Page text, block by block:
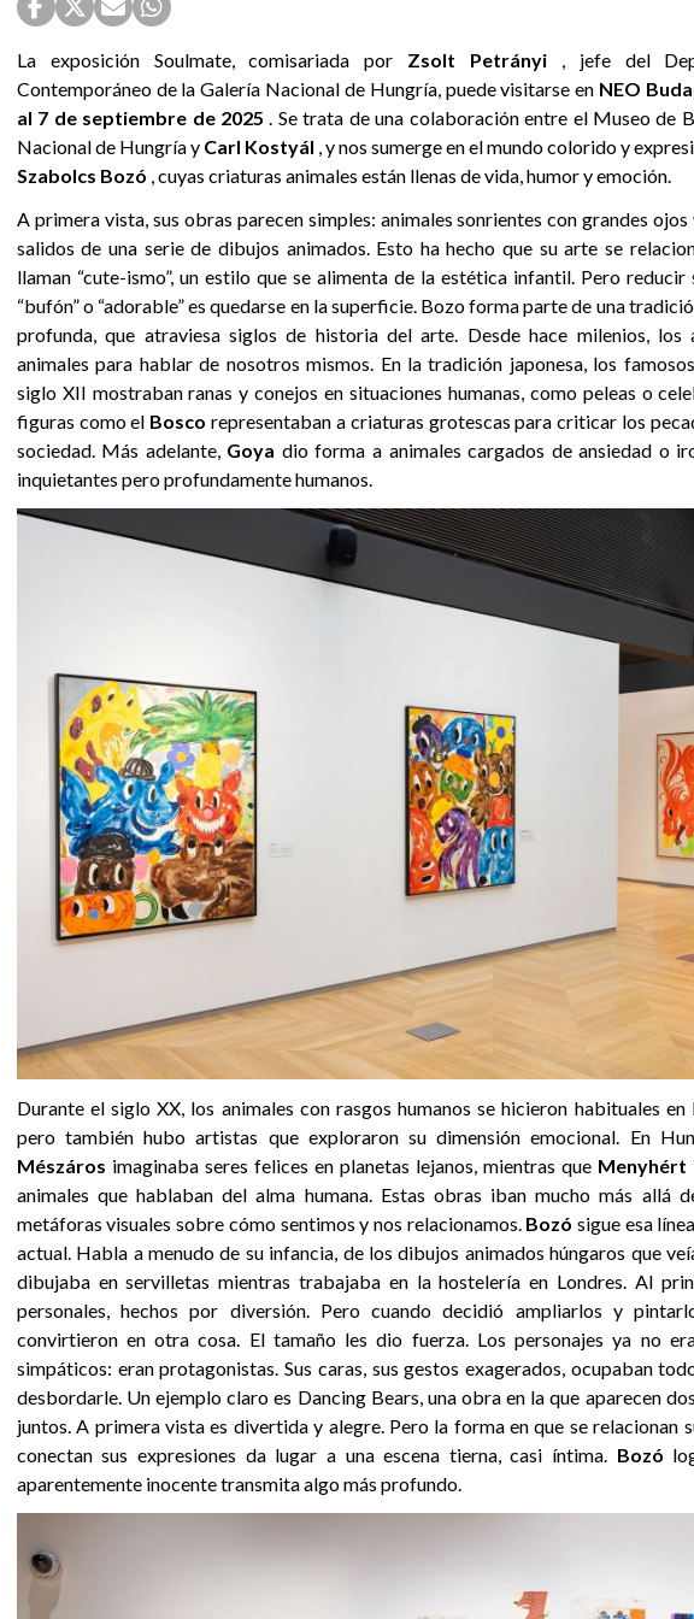
La exposición Soulmate, comisariada por Zsolt Petrányi , jefe del
Contemporáneo de la Galería Nacional de Hungría, puede visitarse en NEO
al 7 de septiembre de 2025 . Se trata de una colaboración entre el Museo de
Nacional de Hungría y Carl Kostyál , y nos sumerge en el mundo colorido y
Szabolcs Bozó , cuyas criaturas animales están llenas de vida, humor y emoción.
A primera vista, sus obras parecen simples: animales sonrientes con grandes
salidos de una serie de dibujos animados. Esto ha hecho que su arte se
llaman “cute-ismo”, un estilo que se alimenta de la estética infantil. Pero
“bufón” o “adorable” es quedarse en la superficie. Bozo forma parte de una
profunda, que atraviesa siglos de historia del arte. Desde hace milenios, los
animales para hablar de nosotros mismos. En la tradición japonesa, los
siglo XII mostraban ranas y conejos en situaciones humanas, como peleas o
figuras como el Bosco representaban a criaturas grotescas para criticar los
sociedad. Más adelante, Goya dio forma a animales cargados de ansiedad o
inquietantes pero profundamente humanos.
Durante el siglo XX, los animales con rasgos humanos se hicieron habituales en
pero también hubo artistas que exploraron su dimensión emocional. En
Mészáros imaginaba seres felices en planetas lejanos, mientras que Menyhért
animales que hablaban del alma humana. Estas obras iban mucho más allá
metáforas visuales sobre cómo sentimos y nos relacionamos. Bozó sigue esa
actual. Habla a menudo de su infancia, de los dibujos animados húngaros que
dibujaba en servilletas mientras trabajaba en la hostelería en Londres. Al
personales, hechos por diversión. Pero cuando decidió ampliarlos y
convirtieron en otra cosa. El tamaño les dio fuerza. Los personajes ya no
simpáticos: eran protagonistas. Sus caras, sus gestos exagerados, ocupaban
desbordarle. Un ejemplo claro es Dancing Bears, una obra en la que aparecen
juntos. A primera vista es divertida y alegre. Pero la forma en que se relacionan
conectan sus expresiones da lugar a una escena tierna, casi íntima. Bozó
aparentemente inocente transmita algo más profundo.